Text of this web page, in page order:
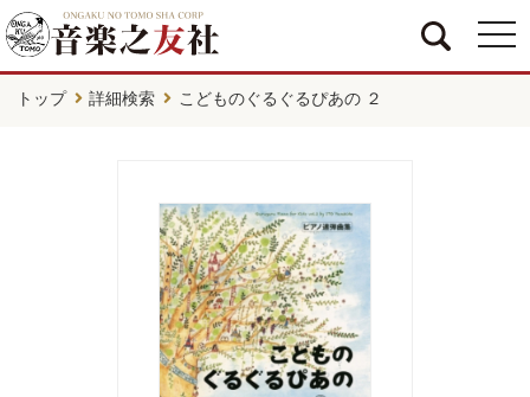
トップ 詳細検索 こどものぐるぐるぴあの ２